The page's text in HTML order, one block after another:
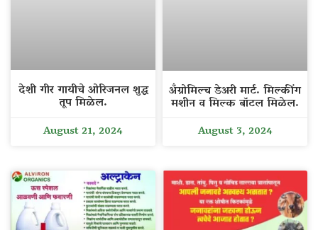
देशी गीर गायीचे ओरिजनल शुद्ध
तूप मिळेल.
August 21, 2024
अँग्रोमिल्च डेअरी मार्ट. मिल्कींग
मशीन व मिल्क बॉटल मिळेल.
August 3, 2024